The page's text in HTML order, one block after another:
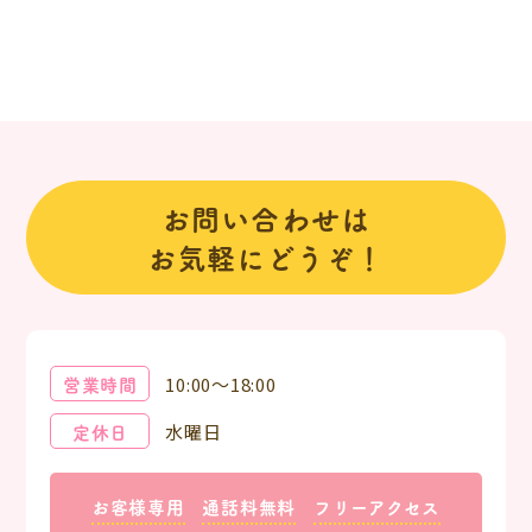
お問い合わせは
お気軽にどうぞ！
営業時間
10:00～18:00
定休日
水曜日
お客様専用 通話料無料 フリーアクセス